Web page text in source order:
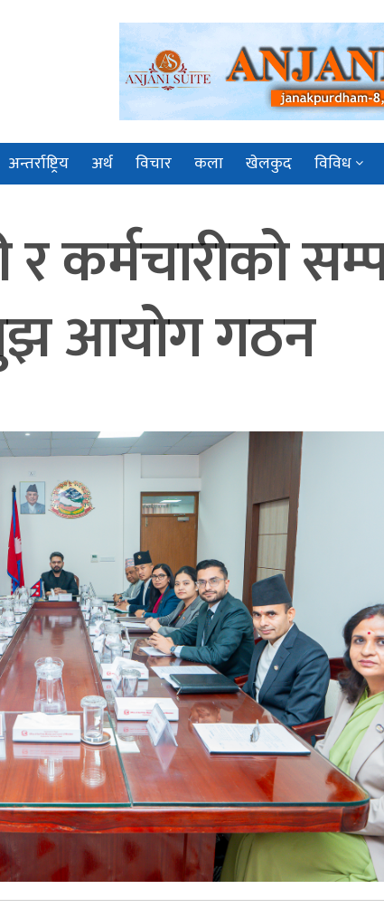
अन्तर्राष्ट्रिय अर्थ विचार कला खेलकुद विविध
कर्मचारीको
आयोग गठन